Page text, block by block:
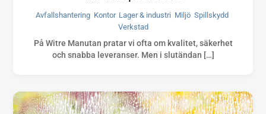
Avfallshantering Kontor, Lager & industri Miljö Spillskydd
Verkstad
På Witre Manutan pratar vi ofta om kvalitet, säkerhet
och snabba leveranser. Men i slutändan […]